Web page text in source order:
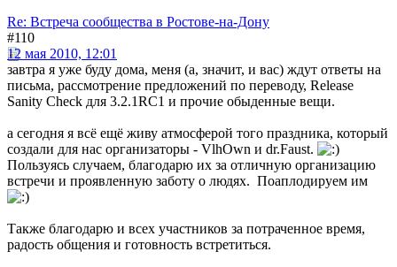
Re: Встреча сообщества в Ростове-на-Дону
#110
12 мая 2010, 12:01
завтра я уже буду дома, меня (а, значит, и вас) ждут ответы на
письма, рассмотрение предложений по переводу, Release
Sanity Check для 3.2.1RC1 и прочие обыденные вещи.
а сегодня я всё ещё живу атмосферой того праздника, который
создали для нас организаторы - VlhOwn и dr.Faust.
Пользуясь случаем, благодарю их за отличную организацию
встречи и проявленную заботу о людях. Поаплодируем им
Также благодарю и всех участников за потраченное время,
радость общения и готовность встретиться.